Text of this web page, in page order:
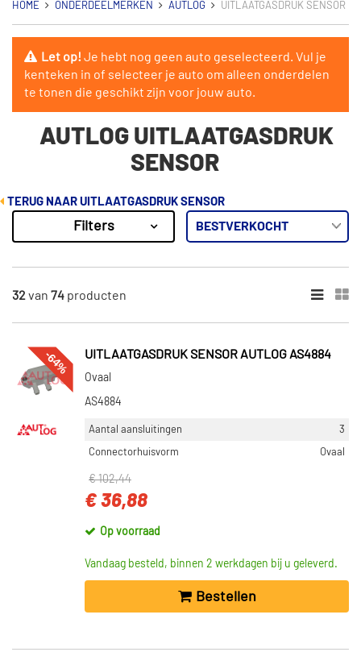
HOME ONDERDEELMERKEN AUTLOG UITLAATGASDRUK SENSOR
Let op!Je hebt nog geen auto geselecteerd. Vul je
kenteken in of selecteer je auto om alleen onderdelen
te tonen die geschikt zijn voor jouw auto.
AUTLOG UITLAATGASDRUK
SENSOR
TERUG NAAR UITLAATGASDRUK SENSOR
Resultaten
×
Niet op voorraad (51)
Op voorraad (23)
Filters
32van 74 producten
-64% UITLAATGASDRUK SENSOR AUTLOG AS4884
Ovaal
AS4884
Aantal aansluitingen
3
Connectorhuisvorm
Ovaal
€ 102,44
€ 36,88
Op voorraad
Vandaag besteld, binnen 2 werkdagen bij u geleverd.
Bestellen